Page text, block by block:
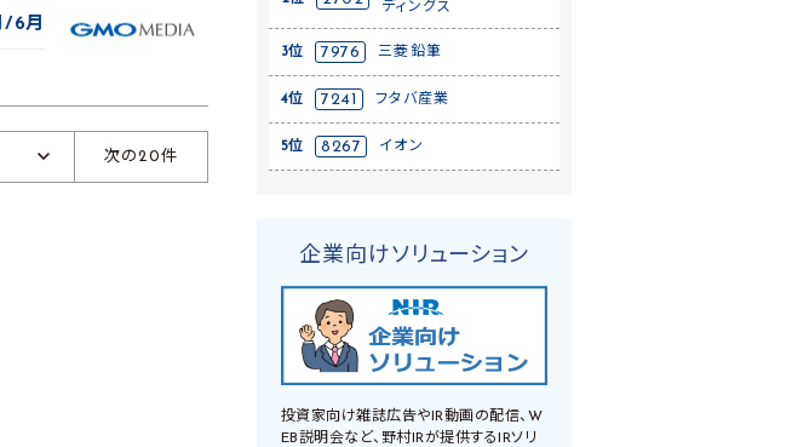
6月
次の20件
ディングス
3位 7976 三菱鉛筆
4位 7241 フタバ産業
5位 8267 イオン
企業向けソリューション
投資家向け雑誌広告やIR動画の配信、W
EB説明会など、野村IRが提供するIRソリ